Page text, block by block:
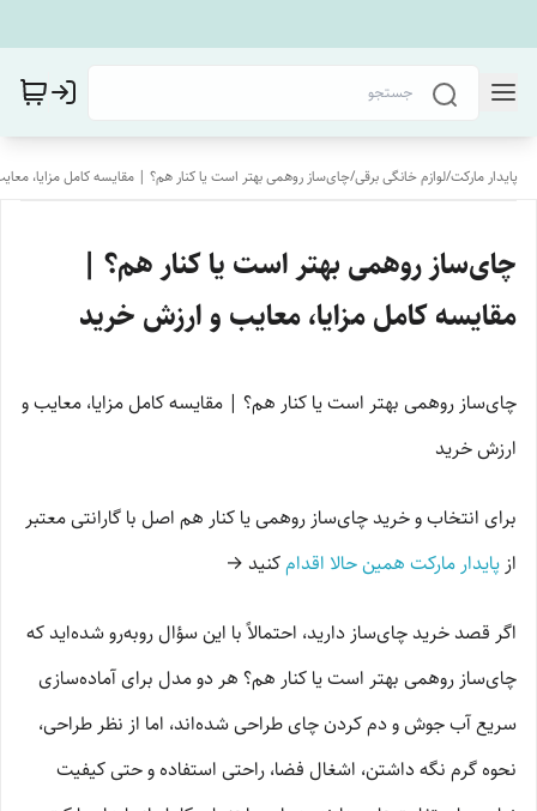
پایدار مارکت/لوازم خانگی برقی/چای‌ساز روهمی بهتر است یا کنار هم؟ | مقایسه کامل مزایا،
چای‌ساز روهمی بهتر است یا کنار هم؟ |
مقایسه کامل مزایا، معایب و ارزش خرید
چای‌ساز روهمی بهتر است یا کنار هم؟ | مقایسه کامل مزایا، معایب و
ارزش خرید
برای انتخاب و خرید چای‌ساز روهمی یا کنار هم اصل با گارانتی معتبر
از پایدار مارکت همین حالا اقدامکنید →
اگر قصد خرید چای‌ساز دارید، احتمالاً با این سؤال روبه‌رو شده‌اید که
چای‌ساز روهمی بهتر است یا کنار هم؟ هر دو مدل برای آماده‌سازی
سریع آب جوش و دم کردن چای طراحی شده‌اند، اما از نظر طراحی،
نحوه گرم نگه داشتن، اشغال فضا، راحتی استفاده و حتی کیفیت